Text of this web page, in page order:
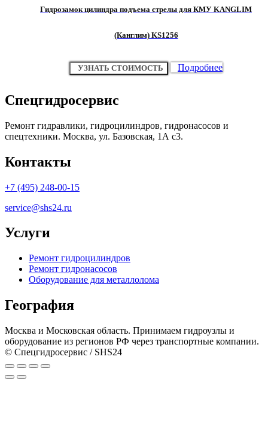
Гидрозамок цилиндра подъема стрелы для КМУ KANGLIM
(Канглим) KS1256
УЗНАТЬ СТОИМОСТЬ Подробнее
Спецгидросервис
Ремонт гидравлики, гидроцилиндров, гидронасосов и
спецтехники. Москва, ул. Базовская, 1А с3.
Контакты
+7 (495) 248-00-15
service@shs24.ru
Услуги
Ремонт гидроцилиндров
Ремонт гидронасосов
Оборудование для металлолома
География
Москва и Московская область. Принимаем гидроузлы и
оборудование из регионов РФ через транспортные компании.
© Спецгидросервис / SHS24